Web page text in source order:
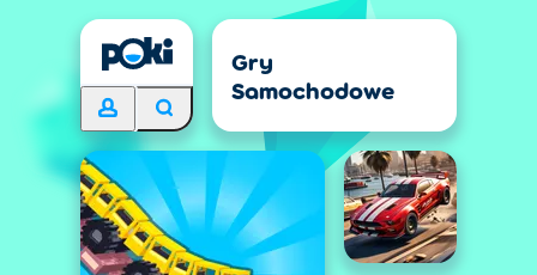
Gry
Samochodowe